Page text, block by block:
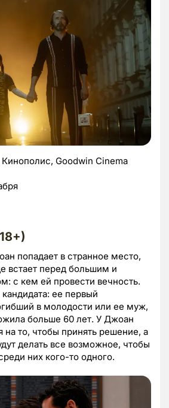
Goodwin Cinema
попадает в странное место,
встает перед большим и
с кем ей провести вечность.
ее первый
в молодости или ее муж,
больше 60 лет. У Джоан
на то, чтобы принять решение, а
делать все возможное, чтобы
них кого-то одного.